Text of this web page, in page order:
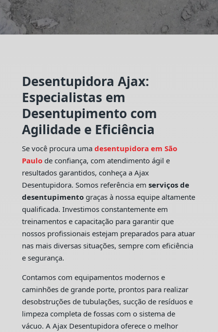
Desentupidora Ajax:
Especialistas em
Desentupimento com
Agilidade e Eficiência
Se você procura uma desentupidora em São
Paulo de confiança, com atendimento ágil e
resultados garantidos, conheça a Ajax
Desentupidora. Somos referência em serviços de
desentupimentograças à nossa equipe altamente
qualificada. Investimos constantemente em
treinamentos e capacitação para garantir que
nossos profissionais estejam preparados para atuar
nas mais diversas situações, sempre com eficiência
e segurança.
Contamos com equipamentos modernos e
caminhões de grande porte, prontos para realizar
desobstruções de tubulações, sucção de resíduos e
limpeza completa de fossas com o sistema de
vácuo. A Ajax Desentupidora oferece o melhor